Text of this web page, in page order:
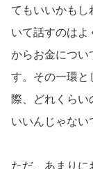
てもいいかもし
いて話すのはよ
からお金につい
す。その一環と
際、どれくらい
いいんじゃない
ただ、あまりに